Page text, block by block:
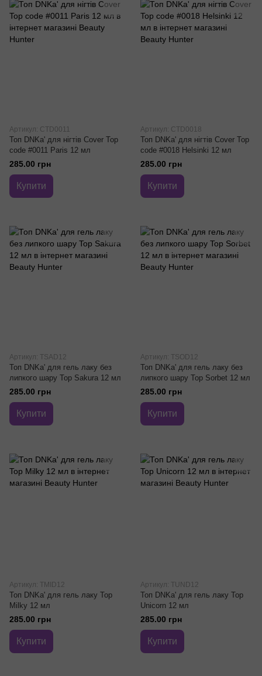
Артикул: CTD0011
Топ DNKa' для нігтів Cover Top
code #0011 Paris 12 мл
285.00 грн
Купити
Артикул: CTD0018
Топ DNKa' для нігтів Cover Top
code #0018 Helsinki 12 мл
285.00 грн
Купити
Артикул: TSAD12
Топ DNKa' для гель лаку без
липкого шару Top Sakura 12 мл
285.00 грн
Купити
Артикул: TSOD12
Топ DNKa' для гель лаку без
липкого шару Top Sorbet 12 мл
285.00 грн
Купити
Артикул: TMID12
Топ DNKa' для гель лаку Top
Milky 12 мл
285.00 грн
Купити
Артикул: TUND12
Топ DNKa' для гель лаку Top
Unicorn 12 мл
285.00 грн
Купити